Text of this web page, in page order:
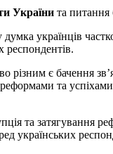
України та питання
українців
респондентів.
різним є бачення
та
та затягування
українських